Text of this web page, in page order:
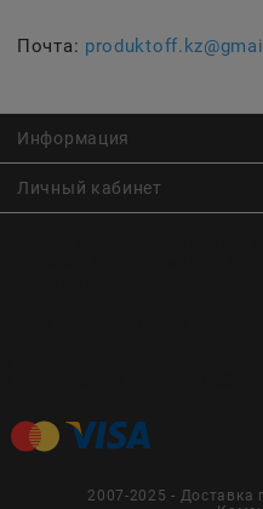
Почта:
Информация
Личный кабинет
2007-2025 - Доставка